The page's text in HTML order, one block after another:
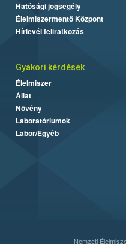
Hatósági jogsegély
Élelmiszermentő Központ
Hírlevél feliratkozás
Gyakori kérdések
Élelmiszer
Állat
Növény
Laboratóriumok
Labor/Egyéb
Nemzeti